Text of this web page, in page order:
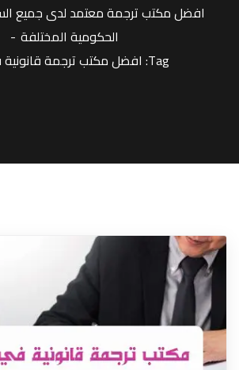
افضل مكتب ترجمة معتمد لدى جميع
الحكومية المختلفة
Tag: افضل مكتب ترجمة قانونية في العين